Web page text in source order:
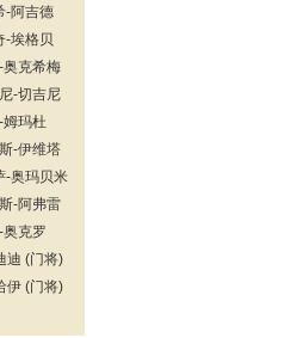
-阿吉德
-埃格贝
奥克希梅
-切吉尼
姆玛杜
-伊维塔
-奥玛贝米
-阿弗雷
奥克罗
迪 (门将)
伊 (门将)